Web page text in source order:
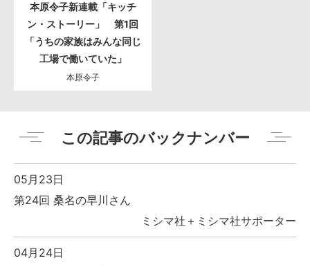
本原令子新連載「キッチ
ン・ストーリー」 第1回
「うちの家族はみんな同じ
工場で働いていた」
本原令子
この記事のバックナンバー
05月23日
第24回 桑名の早川さん
ミシマ社＋ミシマ社サポーター
04月24日